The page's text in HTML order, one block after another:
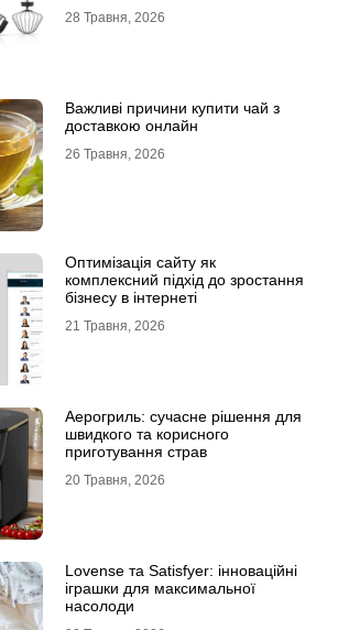
28 Травня, 2026
Важливі причини купити чай з
доставкою онлайн
26 Травня, 2026
Оптимізація сайту як
комплексний підхід до зростання
бізнесу в інтернеті
21 Травня, 2026
Аерогриль: сучасне рішення для
швидкого та корисного
приготування страв
20 Травня, 2026
Lovense та Satisfyer: інноваційні
іграшки для максимальної
насолоди